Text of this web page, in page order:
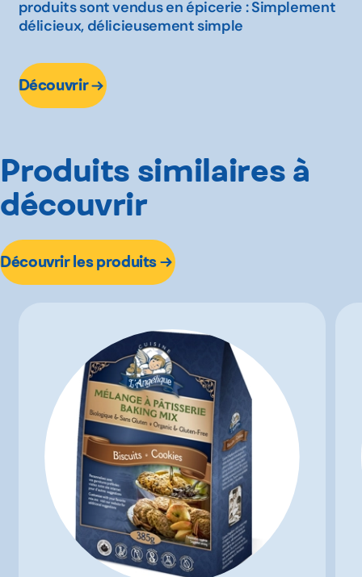
produits sont vendus en épicerie : Simplement
délicieux, délicieusement simple
Découvrir
Produits similaires à
découvrir
Découvrir les produits